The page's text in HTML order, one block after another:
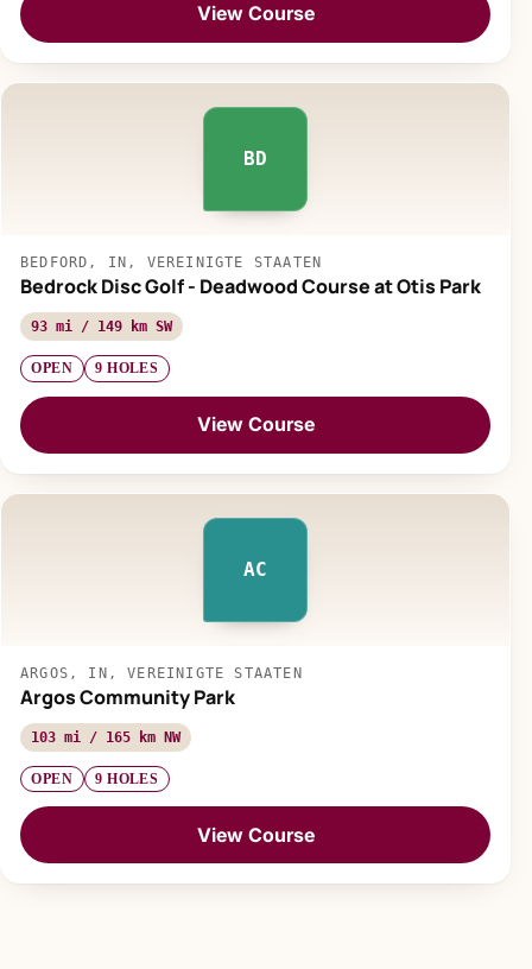
View Course
BD
BEDFORD, IN, VEREINIGTE STAATEN
Bedrock Disc Golf - Deadwood Course at Otis Park
93 mi / 149 km SW
OPEN 9 HOLES
View Course
AC
ARGOS, IN, VEREINIGTE STAATEN
Argos Community Park
103 mi / 165 km NW
OPEN 9 HOLES
View Course